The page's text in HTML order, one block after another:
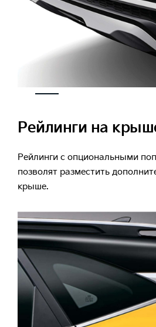
Рейлинги на
Рейлинги с опциональными
позволят разместить
крыше.